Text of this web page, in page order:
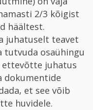
2/3 kõigist
häältest.
juhatuselt teavet
tutvuda osaühingu
ettevõtte juhatus
dokumentide
et see võib
huvidele.